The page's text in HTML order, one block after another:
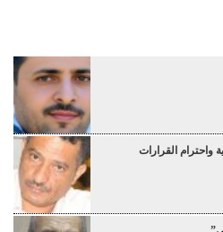
واحترام القرارات